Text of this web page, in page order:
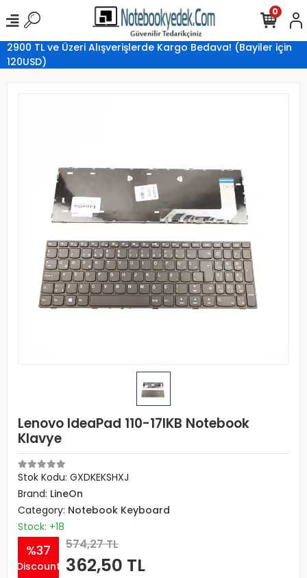
2900 TL ve Üzeri Alışverişlerde Kargo Bedava! (Bayiler için
120USD)
0
Lenovo IdeaPad 110-17IKB Notebook
Klavye
Stok Kodu: GXDKEKSHXJ
Brand: LineOn
Category: Notebook Keyboard
Stock: +18
%37
Discount
574,27 TL
362,50 TL